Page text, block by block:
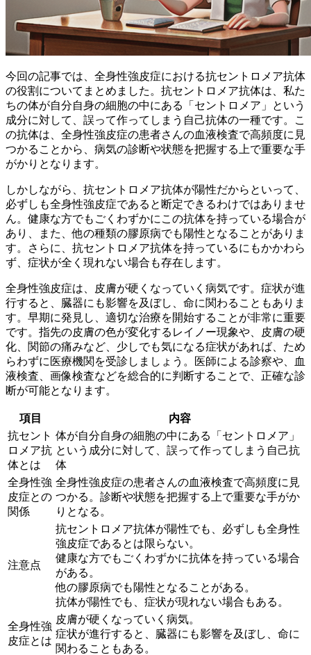
今回の記事では、 全身性強皮症における抗セントロメア抗体
の役割 についてまとめました。抗セントロメア抗体は、私た
ちの体が自分自身の細胞の中にある「セントロメア」という
成分に対して、誤って作ってしまう自己抗体の一種です。こ
の抗体は、全身性強皮症の患者さんの血液検査で高頻度に見
つかることから、病気の診断や状態を把握する上で重要な手
がかりとなります。
しかしながら、抗セントロメア抗体が陽性だからといって、
必ずしも全身性強皮症であると断定できるわけではありませ
ん。健康な方でもごくわずかにこの抗体を持っている場合が
あり、また、他の種類の膠原病でも陽性となることがありま
す。さらに、抗セントロメア抗体を持っているにもかかわら
ず、症状が全く現れない場合も存在します。
全身性強皮症は、皮膚が硬くなっていく病気です。症状が進
行すると、臓器にも影響を及ぼし、命に関わることもありま
す。早期に発見し、適切な治療を開始することが非常に重要
です。指先の皮膚の色が変化するレイノー現象や、皮膚の硬
化、関節の痛みなど、少しでも気になる症状があれば、ため
らわずに医療機関を受診しましょう。医師による診察や、血
液検査、画像検査などを総合的に判断することで、正確な診
断が可能となります。
項目
内容
抗セント
ロメア抗
体とは
体が自分自身の細胞の中にある「セントロメア」
という成分に対して、誤って作ってしまう自己抗
体
全身性強
皮症との
関係
全身性強皮症の患者さんの血液検査で高頻度に見
つかる。診断や状態を把握する上で重要な手がか
りとなる。
注意点
抗セントロメア抗体が陽性でも、必ずしも全身性
強皮症であるとは限らない。
健康な方でもごくわずかに抗体を持っている場合
がある。
他の膠原病でも陽性となることがある。
抗体が陽性でも、症状が現れない場合もある。
全身性強
皮症とは
皮膚が硬くなっていく病気。
症状が進行すると、臓器にも影響を及ぼし、命に
関わることもある。